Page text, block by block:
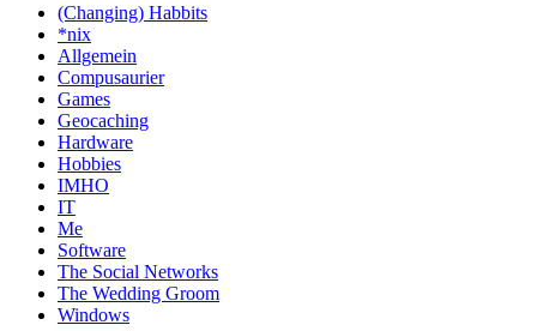
(Changing) Habbits
*nix
Allgemein
Compusaurier
Games
Geocaching
Hardware
Hobbies
IMHO
IT
Me
Software
The Social Networks
The Wedding Groom
Windows